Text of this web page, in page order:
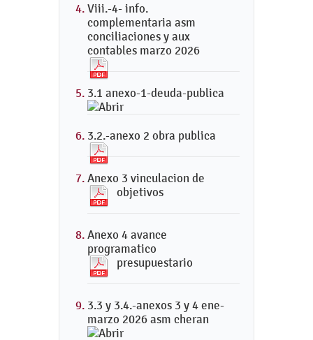
Viii.-4- info.
complementaria asm
conciliaciones y aux
contables marzo 2026
3.1 anexo-1-deuda-publica
3.2.-anexo 2 obra publica
Anexo 3 vinculacion de
objetivos
Anexo 4 avance
programatico
presupuestario
3.3 y 3.4.-anexos 3 y 4 ene-
marzo 2026 asm cheran